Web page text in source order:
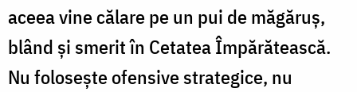
aceea vine călare pe un pui de măgăruş,
blând şi smerit în Cetatea Împărătească.
Nu foloseşte ofensive strategice, nu